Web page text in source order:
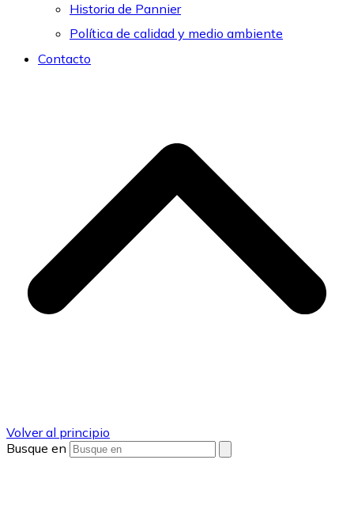
Historia de Pannier
Política de calidad y medio ambiente
Contacto
Volver al principio
Busque en